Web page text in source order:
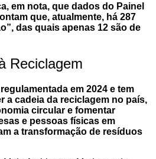
em nota, que dados do Painel
que, atualmente, há 287
das quais apenas 12 são de
Reciclagem
em 2024 e tem
a cadeia da reciclagem no país,
circular e fomentar
e pessoas físicas em
a transformação de resíduos